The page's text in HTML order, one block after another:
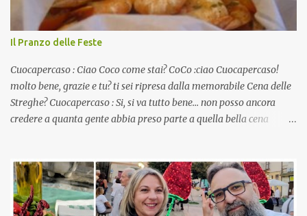
Il Pranzo delle Feste
Cuocapercaso : Ciao Coco come stai? CoCo :ciao Cuocapercaso!
molto bene, grazie e tu? ti sei ripresa dalla memorabile Cena delle
Streghe? Cuocapercaso : Si, si va tutto bene… non posso ancora
credere a quanta gente abbia preso parte a quella bella cena
pranzo, racconta un po'! Perchè io avrò ospiti e cerco degli spunti...
Cuocapercaso : A dire il vero domenica prossima non preparo
nulla perché vado al Pranzo Aziendale di fine anno organizzato dai